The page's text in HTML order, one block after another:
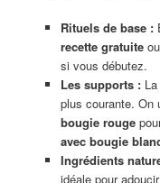
Rituels de base :
recette gratuite
si vous débutez.
Les supports :La
plus courante. On
bougie rouge
avec bougie
Ingrédients
idéale pour